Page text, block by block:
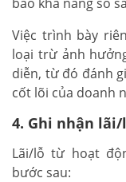
Việc trình bày
loại trừ ảnh
diễn, từ đó đánh
cốt lõi của doanh
4. Ghi nhận
Lãi/lỗ từ hoạt
bước sau: